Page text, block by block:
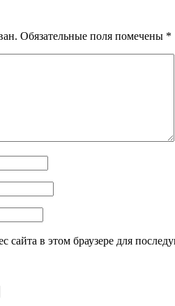
Обязательные поля помечены *
сайта в этом браузере для